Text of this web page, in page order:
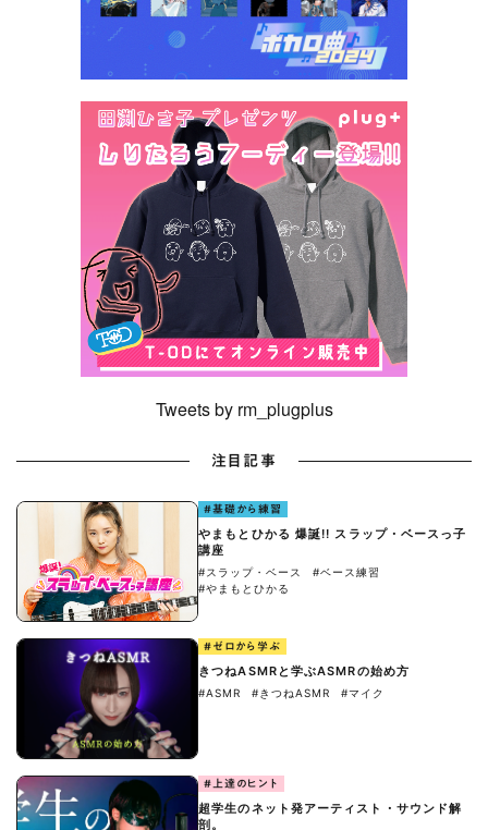
Tweets by rm_plugplus
注目記事
#基礎から練習
やまもとひかる 爆誕!! スラップ・ベースっ子
講座
#スラップ・ベース
#ベース練習
#やまもとひかる
#ゼロから学ぶ
きつねASMRと学ぶASMRの始め方
#ASMR #きつねASMR #マイク
#上達のヒント
超学生のネット発アーティスト・サウンド解
剖。